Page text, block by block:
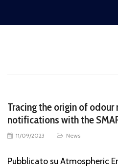
Tracing the origin of odour
notifications with the
11/09/2023 News
Pubblicato su Atmospheric